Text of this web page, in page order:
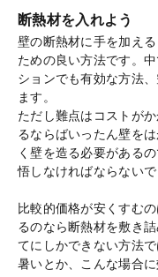
断熱材を入れよう
壁の断熱材に手を加え
ための良い方法です。
ションでも有効な方法
ます。
ただし難点はコストが
るならばいったん壁を
く壁を造る必要がある
悟しなければならないで
比較的価格が安くすむ
るのなら断熱材を敷き
てにしかできない方法
暑いとか、こんな場合